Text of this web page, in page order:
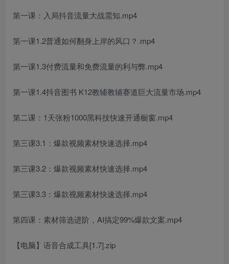
第一课：入局抖音流量大战需知.mp4
第一课1.2普通如何翻身上岸的风口？.mp4
第一课1.3付费流量和免费流量的利与弊.mp4
第一课1.4抖音图书 K12教辅教辅赛道巨大流量市场.mp4
第二课：1天张粉1000黑科技快速开通橱窗.mp4
第三课3.1：爆款视频素材快速选择.mp4
第三课3.2：爆款视频素材快速选择.mp4
第三课3.3：爆款视频素材快速选择.mp4
第四课：素材筛选进阶，AI搞定99%爆款文案.mp4
【电脑】语音合成工具[1.7].zip